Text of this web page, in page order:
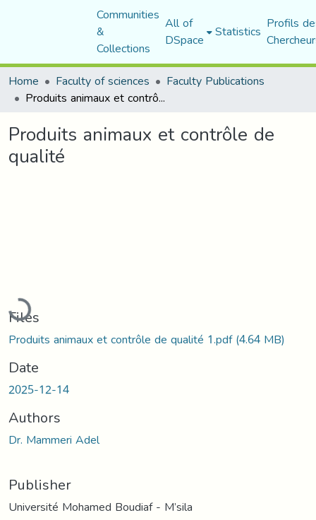
Communities
&
Collections
All of
DSpace Statistics Profils
Home
Faculty of sciences Faculty Publications
Produits animaux et contrôle de qualité
Produits animaux et contrôle de
qualité
Loading...
Files
Produits animaux et contrôle de qualité 1.pdf(4.64 MB)
Date
2025-12-14
Authors
Dr. Mammeri Adel
Publisher
Université Mohamed Boudiaf - M’sila